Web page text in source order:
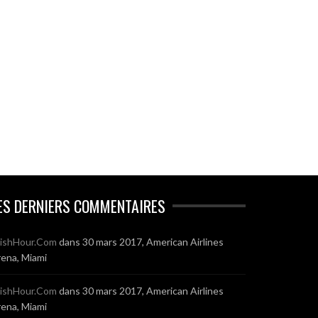
DERNIERS COMMENTAIRES
dans 30 mars 2017, American Airlines
Miami
dans 30 mars 2017, American Airlines
Miami